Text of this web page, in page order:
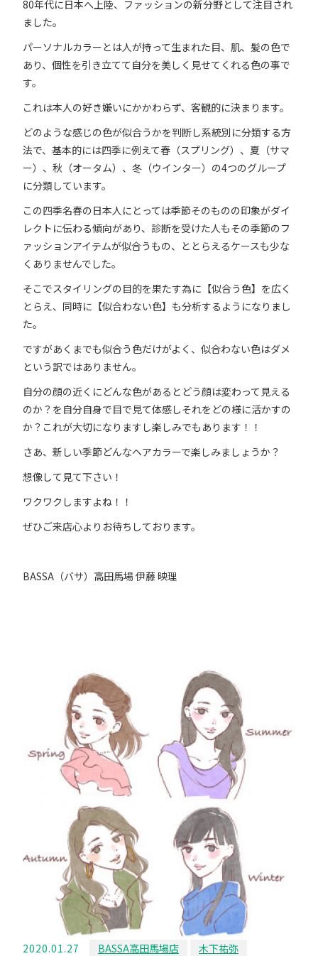
80年代に日本へ上陸、ファッションの新分野として注目され
ました。
パーソナルカラーとは人が持って生まれた目、肌、髪の色で
あり、個性を引き立てて自分を美しく見せてくれる色の事で
す。
これは本人の好き嫌いにかかわらず、客観的に決まります。
どのような感じの色が似合うかを判断し系統別に分類する方
法で、基本的には四季に例えて春（スプリング）、夏（サマ
ー）、秋（オータム）、冬（ウインター）の4つのグループ
に分類しています。
この四季名春の日本人にとっては季節そのものの印象がダイ
レクトに伝わる傾向があり、診断を受けた人もその季節のフ
ァッションアイテムが似合うもの、ととらえるケースも少な
くありませんでした。
そこでスタイリングの目的を果たす為に【似合う色】を広く
とらえ、同時に【似合わない色】も分析するようになりまし
た。
ですがあくまでも似合う色だけがよく、似合わない色はダメ
という訳ではありません。
自分の顔の近くにどんな色があるとどう顔は変わって見える
のか？を自分自身で目で見て体感しそれをどの様に活かすの
か？これが大切になりますし楽しみでもあります！！
さあ、新しい季節どんなヘアカラーで楽しみましょうか？
想像して見て下さい！
ワクワクしますよね！！
ぜひご来店心よりお待ちしております。
BASSA（バサ）高田馬場 伊藤 映理
2020.01.27 BASSA高田馬場店 木下祐弥